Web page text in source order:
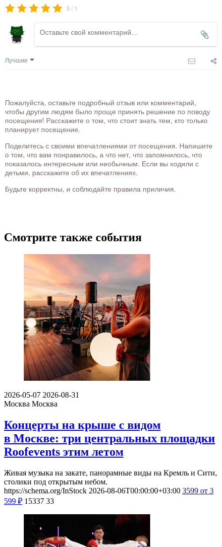
5 / 1
Лучшие
Пожалуйста, оставьте подробный отзыв или комментарий,
чтобы другим людям было проще принять решение по поводу
посещения! Расскажите о том, что стоит знать тем, кто только
планирует посещение.
Поделитесь с своими впечатлениями от посещения. Напишите
о том, что вам понравилось, а что нет, что запомнилось, что
показалось интересным или необычным. Если вы ходили с
детьми, расскажите об их впечатлениях.
Будьте корректны, и соблюдайте правила приличия.
Смотрите также события
2026-05-07 2026-08-31
Москва Москва
Концерты на крыше с видом
в Москве: три центральных площадки
Roofevents этим летом
Живая музыка на закате, панорамные виды на Кремль и Сити,
столики под открытым небом.
https://schema.org/InStock 2026-08-06T00:00:00+03:00 3599 от 3
599 ₽ 15337 33